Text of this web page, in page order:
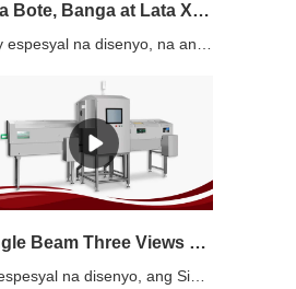
Mga Bote, Banga at Lata X-ray Inspection System
Single Beam Three Views Can Jar Bottle Food X-ray Inspection Systems Manufacturers
Sa espesyal na disenyo, ang Single Beam Three Views Can Jar Bottle Food X-ray Inspection System ay angkop para sa inspeksyon ng mga lata, mga garapon at bote.Single Beam Three Views Can Jar Bottle Food X-ray Inspection System FeaturesMadaling koneksyon sa umiiral na linya ng produksyonSalamin sa salamin, metal sa metal detectionMataas na kapasidad at mahusay na katumpakanSabay-sabay na inspeksyon para sa mga kontaminant at antas ng pagpunoHigh-speed pusher rejecterMagandang solusyon para sa de-latang produkto